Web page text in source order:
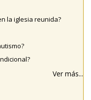
la iglesia reunida?
Ver más...